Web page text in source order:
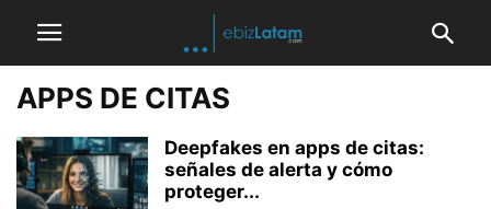
APPS DE CITAS
Deepfakes en apps de citas:
señales de alerta y cómo
proteger...